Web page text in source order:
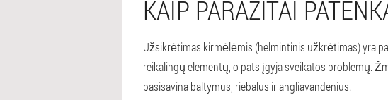
KAIP PARAZITAI
Užsikrėtimas kirmėlėmis (helmintinis užkrėtimas) yra
reikalingų elementų, o pats įgyja sveikatos problemų.
pasisavina baltymus, riebalus ir angliavandenius.